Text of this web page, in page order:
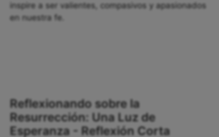
inspire a ser valientes, compasivos y apasionados
en nuestra fe.
Reflexionando sobre la
Resurrección: Una Luz de
Esperanza - Reflexión Corta